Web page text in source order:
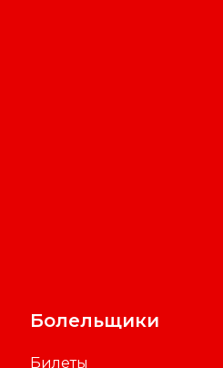
Болельщики
Билеты